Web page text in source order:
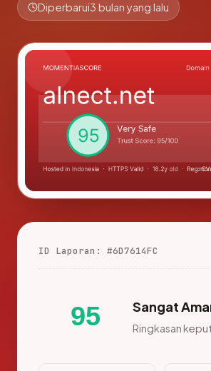
Diperbarui3 bulan yang lalu
ID Laporan: #6D7614FC
95 Sangat
Ringkasan